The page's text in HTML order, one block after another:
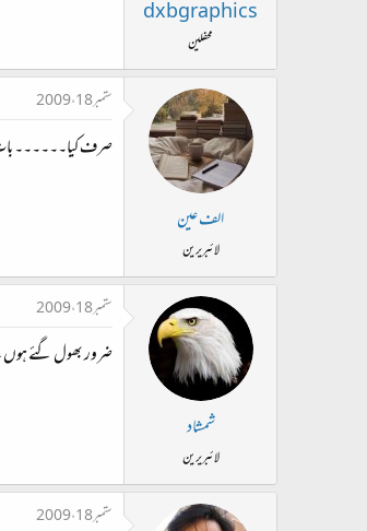
ا
ء
dxbgraphics
محفلین
الف عین
لائبریرین
ستمبر 18، 2009
صرف کیا۔۔۔۔۔۔
شمشاد
لائبریرین
ستمبر 18، 2009
ضرور بھول گئے ہوں
ستمبر 18، 2009